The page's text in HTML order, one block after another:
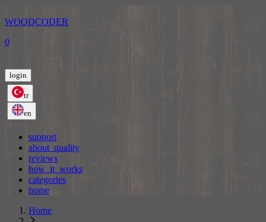
WOODCODER
0
login
tr
en
support
about_quality
reviews
how_it_works
categories
home
Home